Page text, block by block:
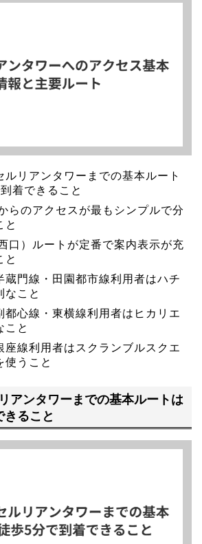
ルリアンタワーまでの基本ルート
着できること
らのアクセスが最もシンプルで分
と
口）ルートが定番で案内表示が充
と
蔵門線・田園都市線利用者はハチ
なこと
都心線・東横線利用者はヒカリエ
こと
座線利用者はスクランブルスクエ
使うこと
アンタワーまでの基本ルートは
きること